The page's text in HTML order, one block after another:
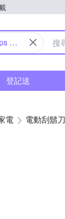
中心
飛
登記送
電 電動刮鬍刀